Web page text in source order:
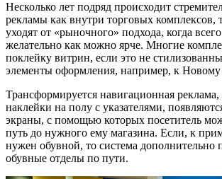
Несколько лет подряд происходит
рекламы как внутри торговых
уходят от «рыночного» подхода, когда
желательно как можно ярче. Многие
поклейку витрин, если это не
элементы оформления, например, к Новому
Трансформируется навигационная
наклейки на полу с указателями,
экраны, с помощью которых посетитель
путь до нужного ему магазина. Если, к
нужен обувной, то система дополнительно
обувные отделы по пути.